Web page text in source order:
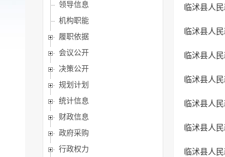
领导信息
机构职能
履职依据
会议公开
决策公开
规划计划
统计信息
财政信息
政府采购
行政权力
临沭县人
临沭县人
临沭县人
临沭县人
临沭县人
临沭县人